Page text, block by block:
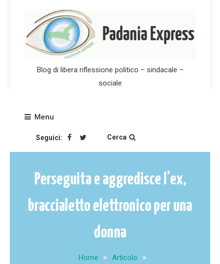
Blog di libera riflessione politico – sindacale –
sociale
Menu
Seguici: Cerca
Perseguita e aggredisce l’ex,
braccialetto elettronico per una
donna
Home
Articolo